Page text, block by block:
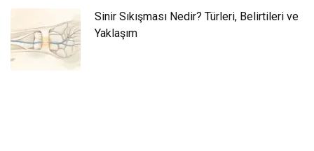
Sinir Sıkışması Nedir? Türleri, Belirtileri ve
Yaklaşım